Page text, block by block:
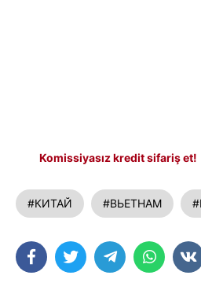
Komissiyasız kredit sifariş et!
#КИТАЙ #ВЬЕТНАМ